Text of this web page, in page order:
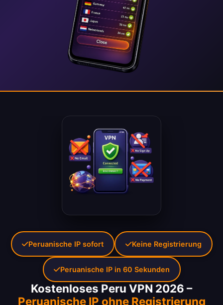
Kostenloses Peru VPN 2026 –
Peruanische IP ohne Registrierung
Peruanische IP sofort Keine Registrierung
Peruanische IP in 60 Sekunden